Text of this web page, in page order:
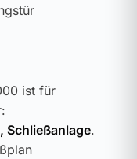
ist für
Schließanlage.